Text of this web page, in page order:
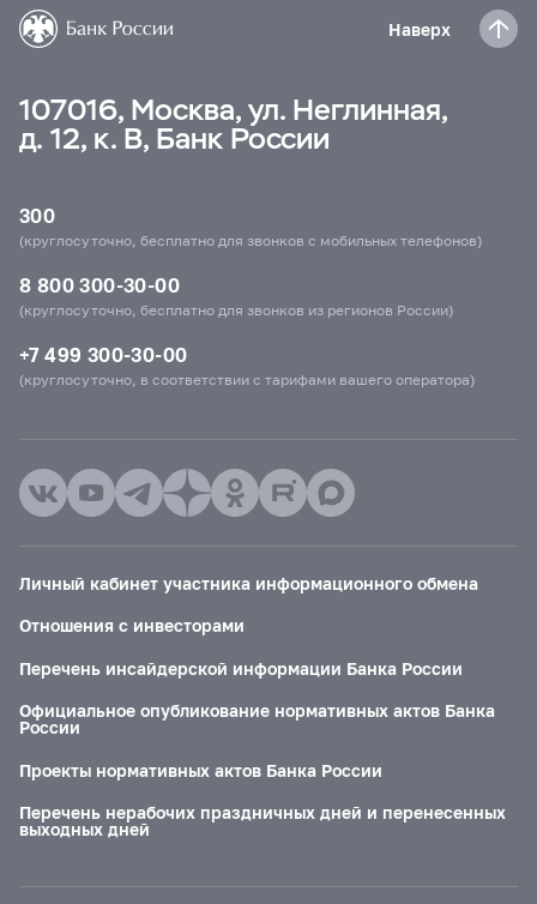
Наверх
107016, Москва, ул. Неглинная,
д. 12, к. В, Банк России
300
(круглосуточно, бесплатно для звонков с мобильных телефонов)
8 800 300-30-00
(круглосуточно, бесплатно для звонков из регионов России)
+7 499 300-30-00
(круглосуточно, в соответствии с тарифами вашего оператора)
Личный кабинет участника информационного обмена
Отношения с инвесторами
Перечень инсайдерской информации Банка России
Официальное опубликование нормативных актов Банка
России
Проекты нормативных актов Банка России
Перечень нерабочих праздничных дней и перенесенных
выходных дней